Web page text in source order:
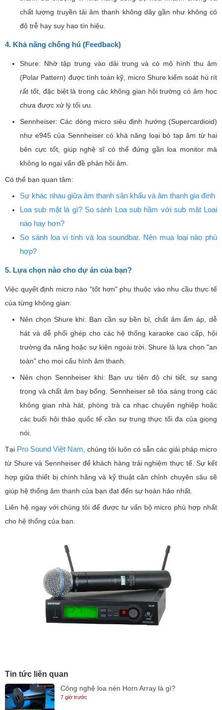
chất lượng truyền tải âm thanh không dây gần như không có
độ trễ hay suy hao tín hiệu.
4. Khả năng chống hú (Feedback)
Shure: Nhờ tập trung vào dải trung và có mô hình thu âm
(Polar Pattern) được tính toán kỹ, micro Shure kiểm soát hú rít
rất tốt, đặc biệt là trong các không gian hội trường có âm học
chưa được xử lý tối ưu.
Sennheiser: Các dòng micro siêu định hướng (Supercardioid)
như e945 của Sennheiser có khả năng loại bỏ tạp âm từ hai
bên cực tốt, giúp nghệ sĩ có thể đứng gần loa monitor mà
không lo ngại vấn đề phản hồi âm.
Có thể bạn quan tâm:
Sự khác nhau giữa âm thanh sân khấu và âm thanh gia đình
Loa sub mặt là gì? So sánh Loa sub hầm với sub mặt Loại
nào hay hơn?
So sánh loa vi tính và loa soundbar. Nên mua loại nào phù
hợp?
5. Lựa chọn nào cho dự án của bạn?
Việc quyết định micro nào "tốt hơn" phụ thuộc vào nhu cầu thực tế
của từng không gian:
Nên chọn Shure khi: Bạn cần sự bền bỉ, chất âm ấm áp, dễ
hát và dễ phối ghép cho các hệ thống karaoke cao cấp, hội
trường đa năng hoặc sự kiện ngoài trời. Shure là lựa chọn "an
toàn" cho mọi cấu hình âm thanh.
Nên chọn Sennheiser khi: Bạn ưu tiên độ chi tiết, sự sang
trọng và chất âm bay bổng. Sennheiser sẽ tỏa sáng trong các
không gian nhà hát, phòng trà ca nhạc chuyên nghiệp hoặc
các buổi hội thảo quốc tế cần sự trung thực tối đa của giọng
nói.
Tại Pro Sound Việt Nam , chúng tôi luôn có sẵn các giải pháp micro
từ Shure và Sennheiser để khách hàng trải nghiệm thực tế. Sự kết
hợp giữa thiết bị chính hãng và kỹ thuật cân chỉnh chuyên sâu sẽ
giúp hệ thống âm thanh của bạn đạt đến sự hoàn hảo nhất.
Liên hệ ngay với chúng tôi để được tư vấn bộ micro phù hợp nhất
cho hệ thống của bạn.
Tin tức liên quan
Công nghệ loa nén Horn Array là gì?
7 giờ trước